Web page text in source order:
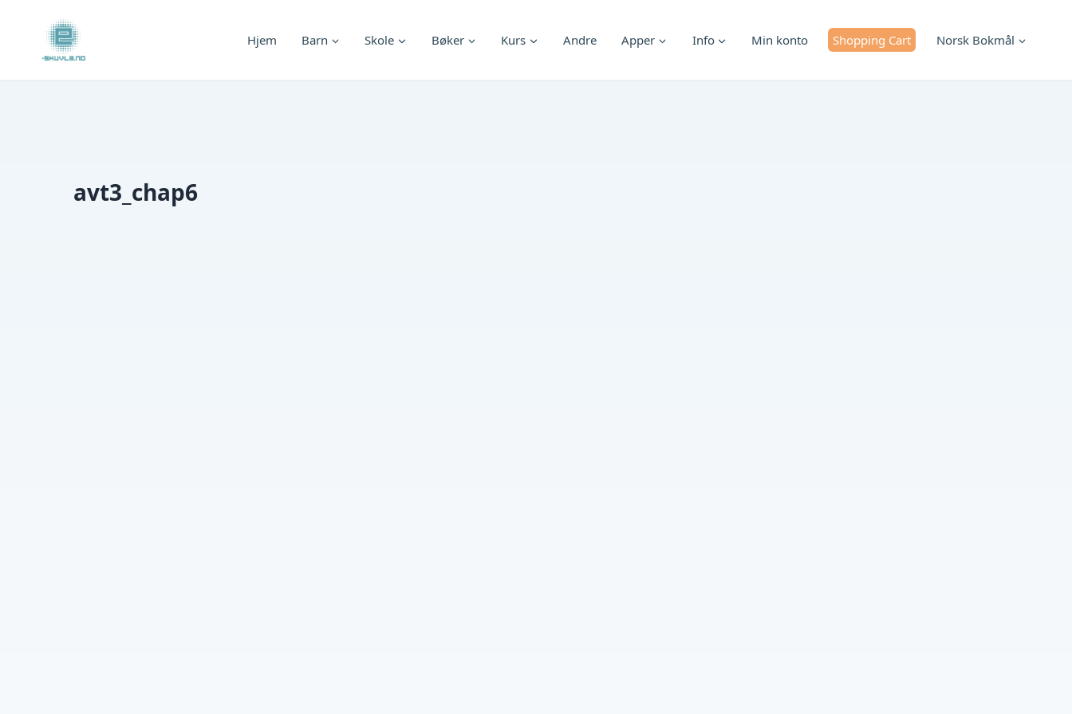
content
Hjem Barn Skole Bøker Kurs Andre Apper Info Min konto Shopping Cart Norsk Bokmål
avt3_chap6